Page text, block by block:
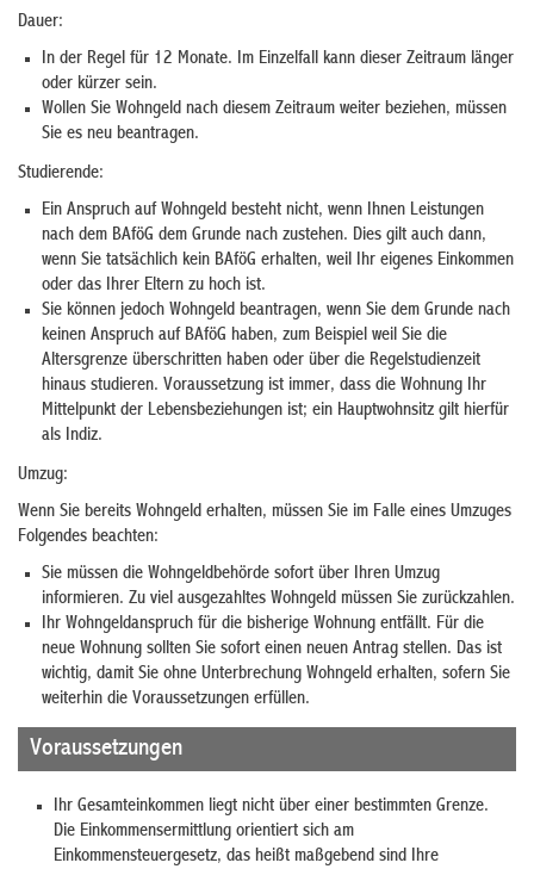
Dauer:
In der Regel für 12 Monate. Im Einzelfall kann dieser Zeitraum länger
oder kürzer sein.
Wollen Sie Wohngeld nach diesem Zeitraum weiter beziehen, müssen
Sie es neu beantragen.
Studierende:
Ein Anspruch auf Wohngeld besteht nicht, wenn Ihnen Leistungen
nach dem BAföG dem Grunde nach zustehen. Dies gilt auch dann,
wenn Sie tatsächlich kein BAföG erhalten, weil Ihr eigenes Einkommen
oder das Ihrer Eltern zu hoch ist.
Sie können jedoch Wohngeld beantragen, wenn Sie dem Grunde nach
keinen Anspruch auf BAföG haben, zum Beispiel weil Sie die
Altersgrenze überschritten haben oder über die Regelstudienzeit
hinaus studieren. Voraussetzung ist immer, dass die Wohnung Ihr
Mittelpunkt der Lebensbeziehungen ist; ein Hauptwohnsitz gilt hierfür
als Indiz.
Umzug:
Wenn Sie bereits Wohngeld erhalten, müssen Sie im Falle eines Umzuges
Folgendes beachten:
Sie müssen die Wohngeldbehörde sofort über Ihren Umzug
informieren. Zu viel ausgezahltes Wohngeld müssen Sie zurückzahlen.
Ihr Wohngeldanspruch für die bisherige Wohnung entfällt. Für die
neue Wohnung sollten Sie sofort einen neuen Antrag stellen. Das ist
wichtig, damit Sie ohne Unterbrechung Wohngeld erhalten, sofern Sie
weiterhin die Voraussetzungen erfüllen.
Voraussetzungen
Ihr Gesamteinkommen liegt nicht über einer bestimmten Grenze.
Die Einkommensermittlung orientiert sich am
Einkommensteuergesetz, das heißt maßgebend sind Ihre